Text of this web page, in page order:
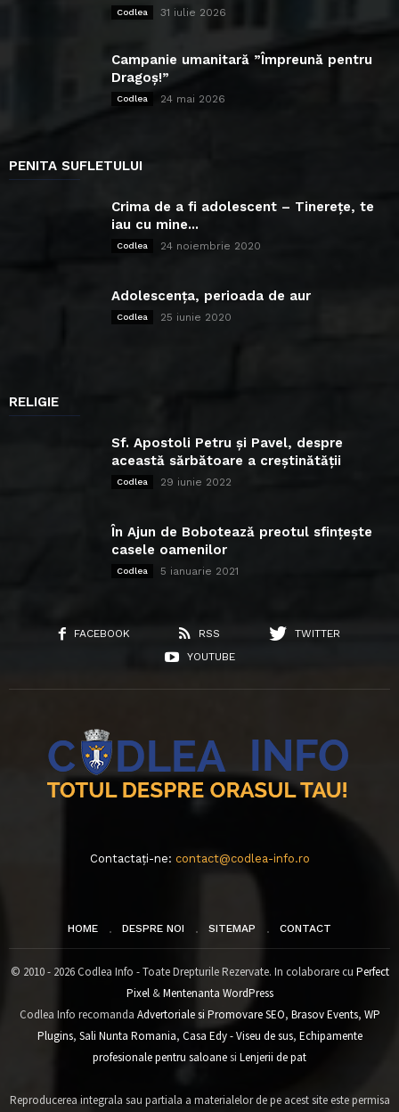
Codlea 31 iulie 2026
Campanie umanitară ”Împreună pentru
Dragoș!”
Codlea 24 mai 2026
PENITA SUFLETULUI
Crima de a fi adolescent – Tinerețe, te
iau cu mine...
Codlea 24 noiembrie 2020
Adolescența, perioada de aur
Codlea 25 iunie 2020
RELIGIE
Sf. Apostoli Petru și Pavel, despre
această sărbătoare a creștinătății
Codlea 29 iunie 2022
În Ajun de Bobotează preotul sfințește
casele oamenilor
Codlea 5 ianuarie 2021
FACEBOOK RSS
TWITTER
YOUTUBE
Contactați-ne: contact@codlea-info.ro
HOME DESPRE NOI SITEMAP CONTACT
© 2010 - 2026 Codlea Info - Toate Drepturile Rezervate. In colaborare cu Perfect
Pixel&Mentenanta WordPress
Codlea Info recomanda Advertoriale si Promovare SEO, Brasov Events, WP
Plugins, Sali Nunta Romania, Casa Edy - Viseu de sus, Echipamente
profesionale pentru saloanesi Lenjerii de pat
Reproducerea integrala sau partiala a materialelor de pe acest site este permisa